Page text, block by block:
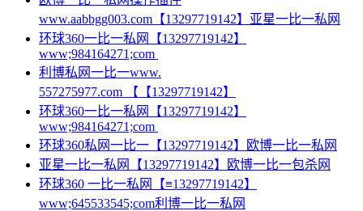
www.aabbgg003.com【13297719142】亚星一比一私网
环球360一比一私网【13297719142】
www;984164271;com
利博私网一比一www.
557275977.com 【【13297719142】
环球360一比一私网【13297719142】
www;984164271;com
环球360私网一比一【13297719142】欧博一比一私网
亚星一比一私网【13297719142】欧博一比一包杀网
环球360 一比一私网【≡13297719142】
www;645533545;com利博一比一私网